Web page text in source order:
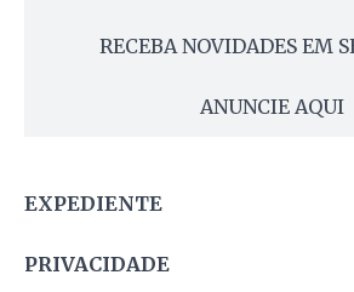
RECEBA NOVIDADES EM
ANUNCIE AQUI
EXPEDIENTE
PRIVACIDADE